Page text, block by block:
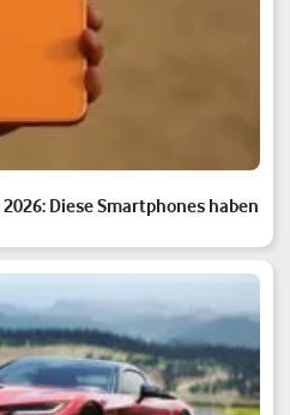
Diese Smartphones haben